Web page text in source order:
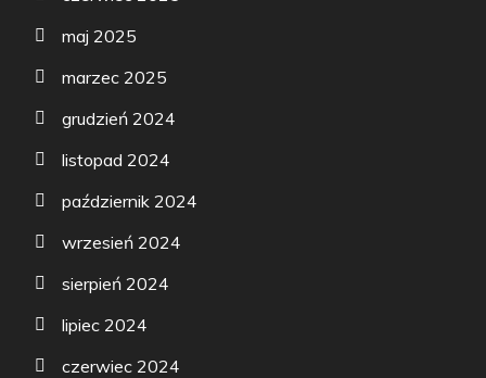
maj 2025
marzec 2025
grudzień 2024
listopad 2024
październik 2024
wrzesień 2024
sierpień 2024
lipiec 2024
czerwiec 2024